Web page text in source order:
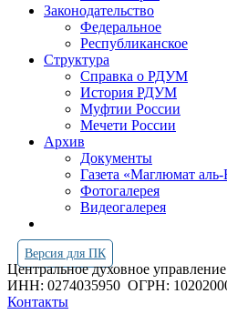
Законодательство
Федеральное
Республиканское
Структура
Справка о РДУМ
История РДУМ
Муфтии России
Мечети России
Архив
Документы
Газета «Маглюмат аль-
Фотогалерея
Видеогалерея
Версия для ПК
Центральное духовное
ИНН: 0274035950 ОГРН:
Контакты